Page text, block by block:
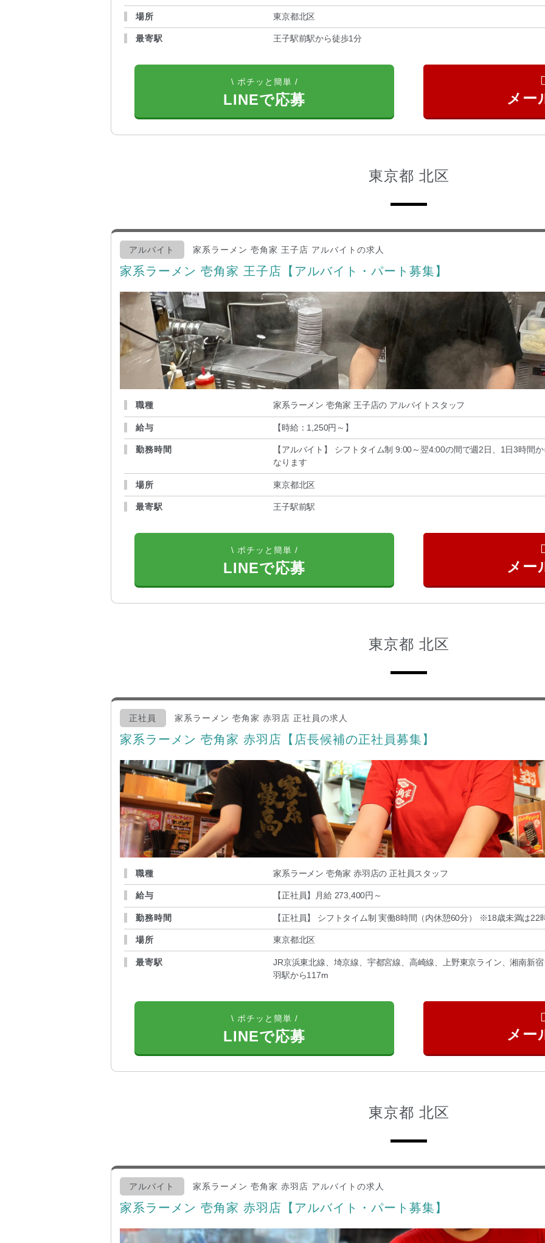
場所 東京都北区
最寄駅 王子駅前駅から徒歩1分
\ ポチッと簡単 /
LINEで応募
東京都 北区
アルバイト 家系ラーメン 壱角家 王子店 アルバイトの求人
家系ラーメン 壱角家 王子店【アルバイト・パート募集】
職種 家系ラーメン 壱角家 王子店の アルバイトスタッフ
給与 【時給：1,250円～ 】
勤務時間
【アルバイト】 シフトタイム制 9:00～翌4:00の間で週2日、1日3時間
なります
場所 東京都北区
最寄駅 王子駅前駅
\ ポチッと簡単 /
LINEで応募
東京都 北区
正社員 家系ラーメン 壱角家 赤羽店 正社員の求人
家系ラーメン 壱角家 赤羽店【店長候補の正社員募集】
職種 家系ラーメン 壱角家 赤羽店の 正社員スタッフ
給与 【正社員】月給 273,400円～
勤務時間 【正社員】 シフトタイム制 実働8時間（内休憩60分） ※18歳未満は22
場所 東京都北区
最寄駅
JR京浜東北線、埼京線、宇都宮線、高崎線、上野東京ライン、湘南新
羽駅から117m
\ ポチッと簡単 /
LINEで応募
東京都 北区
アルバイト 家系ラーメン 壱角家 赤羽店 アルバイトの求人
家系ラーメン 壱角家 赤羽店【アルバイト・パート募集】